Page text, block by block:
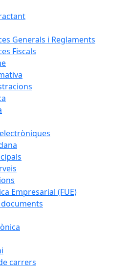
Generals i Reglaments
Fiscals
Empresarial (FUE)
carrers